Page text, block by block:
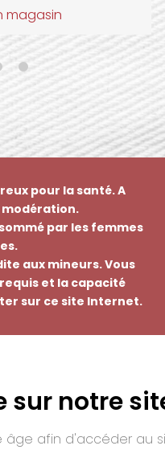
magasin
pour la santé. A
par les femmes
aux mineurs. Vous
et la capacité
sur ce site Internet.
sur notre
âge afin d'accéder au